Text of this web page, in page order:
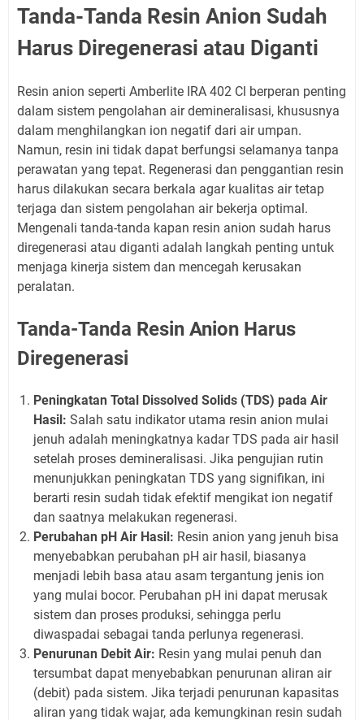
Tanda-Tanda Resin Anion Sudah
Harus Diregenerasi atau Diganti
Resin anion seperti Amberlite IRA 402 Cl berperan penting
dalam sistem pengolahan air demineralisasi, khususnya
dalam menghilangkan ion negatif dari air umpan.
Namun, resin ini tidak dapat berfungsi selamanya tanpa
perawatan yang tepat. Regenerasi dan penggantian resin
harus dilakukan secara berkala agar kualitas air tetap
terjaga dan sistem pengolahan air bekerja optimal.
Mengenali tanda-tanda kapan resin anion sudah harus
diregenerasi atau diganti adalah langkah penting untuk
menjaga kinerja sistem dan mencegah kerusakan
peralatan.
Tanda-Tanda Resin Anion Harus
Diregenerasi
Peningkatan Total Dissolved Solids (TDS) pada Air
Hasil: Salah satu indikator utama resin anion mulai
jenuh adalah meningkatnya kadar TDS pada air hasil
setelah proses demineralisasi. Jika pengujian rutin
menunjukkan peningkatan TDS yang signifikan, ini
berarti resin sudah tidak efektif mengikat ion negatif
dan saatnya melakukan regenerasi.
Perubahan pH Air Hasil: Resin anion yang jenuh bisa
menyebabkan perubahan pH air hasil, biasanya
menjadi lebih basa atau asam tergantung jenis ion
yang mulai bocor. Perubahan pH ini dapat merusak
sistem dan proses produksi, sehingga perlu
diwaspadai sebagai tanda perlunya regenerasi.
Penurunan Debit Air: Resin yang mulai penuh dan
tersumbat dapat menyebabkan penurunan aliran air
(debit) pada sistem. Jika terjadi penurunan kapasitas
aliran yang tidak wajar, ada kemungkinan resin sudah